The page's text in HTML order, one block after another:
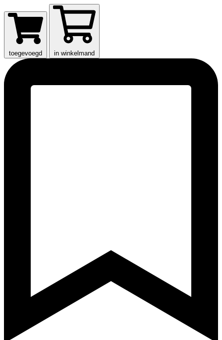
toegevoegd in winkelmand